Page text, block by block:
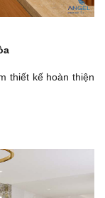
thiết kế hoàn thiện